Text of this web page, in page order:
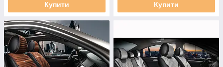
Купити Купити